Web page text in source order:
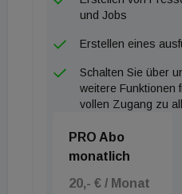
Expert:innen zum
diskutieren unter
Tobias Steiner, Robert
Architekt Andreas Hawlik
Nachhaltigkeitsaspekte in
aktuell umsetzbare
Bereichen Sanierung,
und Jobs
Erstellen eines
Schalten Sie über
weitere Funktionen
vollen Zugang zu
PRO Abo
monatlich
20,- € / Monat